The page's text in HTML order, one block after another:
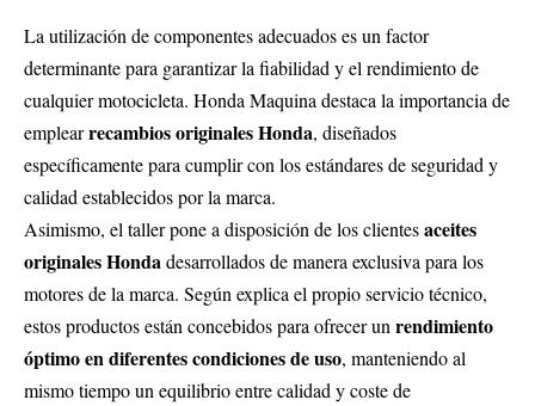
La utilización de componentes adecuados es un factor
determinante para garantizar la fiabilidad y el rendimiento de
cualquier motocicleta. Honda Maquina destaca la importancia de
emplearrecambios originales Honda, diseñados
específicamente para cumplir con los estándares de seguridad y
calidad establecidos por la marca.
Asimismo, el taller pone a disposición de los clientesaceites
originales Hondadesarrollados de manera exclusiva para los
motores de la marca. Según explica el propio servicio técnico,
estos productos están concebidos para ofrecer un rendimiento
óptimo en diferentes condiciones de uso, manteniendo al
mismo tiempo un equilibrio entre calidad y coste de